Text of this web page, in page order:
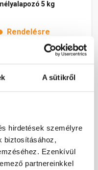
A sütikről
hirdetések személyre
biztosításához,
Ezenkívül
partnereinkkel
5 kg
Rendelésre